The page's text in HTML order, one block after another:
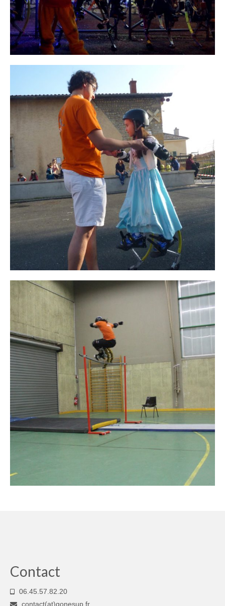
Contact
06.45.57.82.20
contact(at)gonesup.fr